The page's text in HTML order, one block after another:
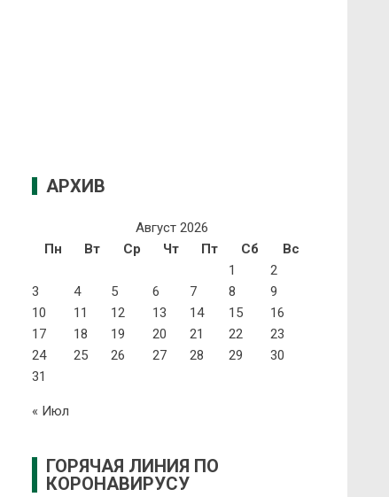
АРХИВ
Август 2026
Пн
Вт Ср Чт Пт Сб
Вс
1
2
3
4 5 6 7 8
9
10
11 12 13 14 15
16
17
18 19 20 21 22
23
24
25 26 27 28 29
30
31
« Июл
ГОРЯЧАЯ ЛИНИЯ ПО
КОРОНАВИРУСУ